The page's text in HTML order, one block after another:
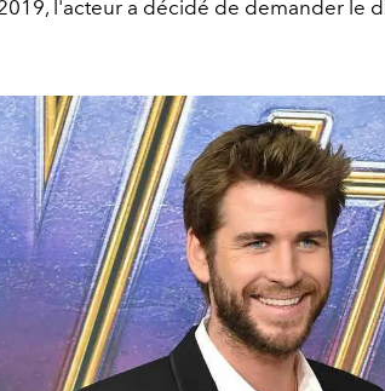
l'acteur a décidé de demander le